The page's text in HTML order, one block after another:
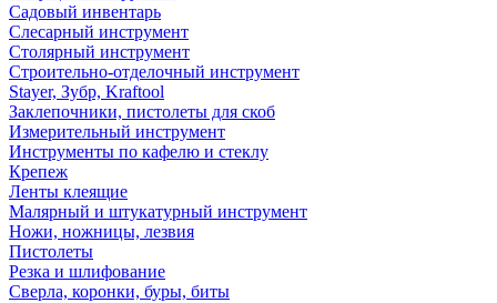
Садовый инвентарь
Слесарный инструмент
Столярный инструмент
Строительно-отделочный инструмент
Stayer, Зубр, Kraftool
Заклепочники, пистолеты для скоб
Измерительный инструмент
Инструменты по кафелю и стеклу
Крепеж
Ленты клеящие
Малярный и штукатурный инструмент
Ножи, ножницы, лезвия
Пистолеты
Резка и шлифование
Сверла, коронки, буры, биты